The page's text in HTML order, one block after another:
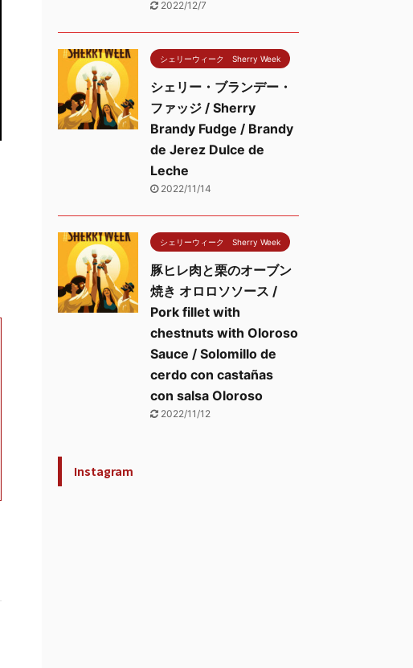
2022/12/7
シェリーウィーク Sherry Week
シェリー・ブランデー・
ファッジ / Sherry
Brandy Fudge / Brandy
de Jerez Dulce de
Leche
2022/11/14
シェリーウィーク Sherry Week
豚ヒレ肉と栗のオーブン
焼き オロロソソース /
Pork fillet with
chestnuts with Oloroso
Sauce / Solomillo de
cerdo con castañas
con salsa Oloroso
2022/11/12
Instagram